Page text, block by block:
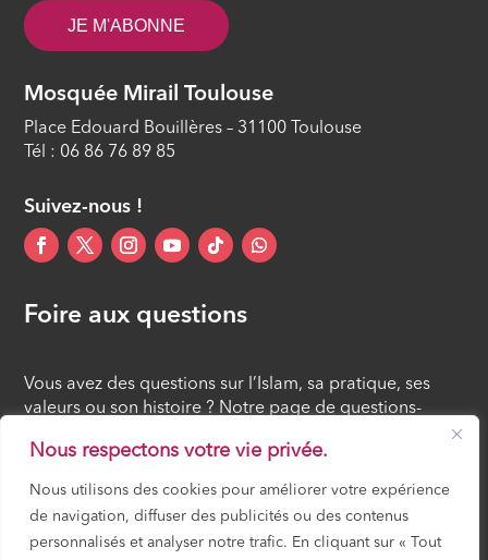
Nous respectons votre vie privée.
Nous utilisons des cookies pour améliorer votre expérience
de navigation, diffuser des publicités ou des contenus
personnalisés et analyser notre trafic. En cliquant sur « Tout
JE M'ABONNE
Mosquée Mirail Toulouse
Place Edouard Bouillères – 31100 Toulouse
Tél : 06 86 76 89 85
Suivez-nous !
Foire aux questions
Vous avez des questions sur l’Islam, sa pratique, ses
valeurs ou son histoire ? Notre page de questions-
réponses rassemble des réponses claires et accessibles
à tous, croyants ou simples curieux.
FOIRE AUX QUESTIONS